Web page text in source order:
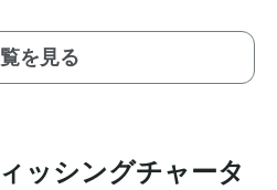
を見る
ッシングチャータ